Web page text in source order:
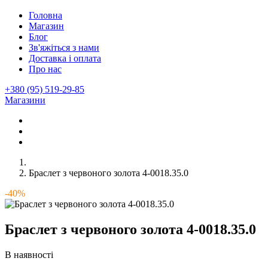
Головна
Магазин
Блог
Зв'яжіться з нами
Доставка і оплата
Про нас
+380 (95) 519-29-85
Магазини
Браслет з червоного золота 4-0018.35.0
-40%
Браслет з червоного золота 4-0018.35.0
В наявності